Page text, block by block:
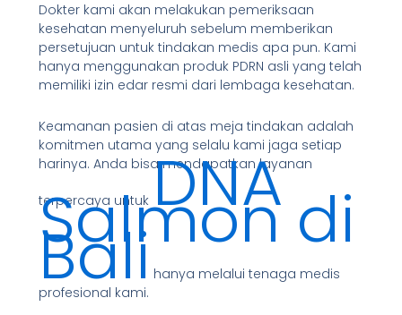
Dokter kami akan melakukan pemeriksaan
kesehatan menyeluruh sebelum memberikan
persetujuan untuk tindakan medis apa pun. Kami
hanya menggunakan produk PDRN asli yang telah
memiliki izin edar resmi dari lembaga kesehatan.
Keamanan pasien di atas meja tindakan adalah
komitmen utama yang selalu kami jaga setiap
harinya. Anda bisa mendapatkan layanan
terpercaya untukDNA
Salmon di
Bali hanya melalui tenaga medis
profesional kami.